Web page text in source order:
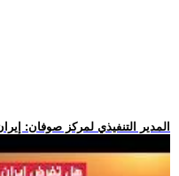
.. المدير التنفيذي لمركز صوفان: